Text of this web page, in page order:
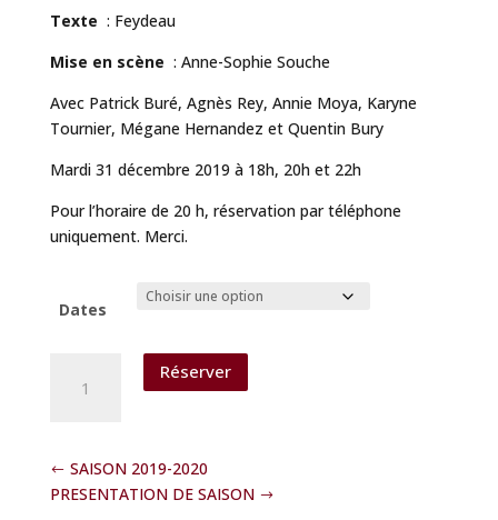
Texte : Feydeau
Mise en scène : Anne-Sophie Souche
Avec Patrick Buré, Agnès Rey, Annie Moya, Karyne
Tournier, Mégane Hernandez et Quentin Bury
Mardi 31 décembre 2019 à 18h, 20h et 22h
Pour l’horaire de 20 h, réservation par téléphone
uniquement. Merci.
Dates
LEONIE
EST
Réserver
SAISON 2019-2020
PRESENTATION DE SAISON